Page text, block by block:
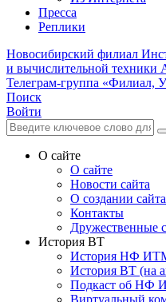
Пресса
Реплики
Новосибирский филиал
и вычислительной
Телеграм-группа «Филиал,
Поиск
Войти
О сайте
О сайте
Новости сайта
О создании сайта
Контакты
Дружественные
История ВТ
История НФ
История ВТ (на
Подкаст об НФ
Виртуальный